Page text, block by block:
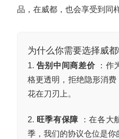
品，在威都，也会享受到同
为什么你需要选择威都
1. 告别中间商差价
：作
格更透明，拒绝隐形消
花在刀刃上。
2. 旺季有保障
：在各大
季，我们的协议仓位是你